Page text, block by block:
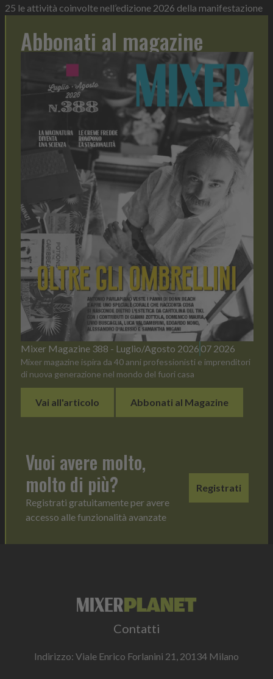
25 le attività coinvolte nell’edizione 2026 della manifestazione
Abbonati al magazine
Mixer Magazine 388 - Luglio/Agosto 2026 07 2026
Mixer magazine ispira da 40 anni professionisti e imprenditori
di nuova generazione nel mondo del fuori casa
Vai all'articolo Abbonati al Magazine
Vuoi avere molto,
molto di più?
Registrati gratuitamente per avere
accesso alle funzionalità avanzate
Registrati
Contatti
Indirizzo: Viale Enrico Forlanini 21, 20134 Milano